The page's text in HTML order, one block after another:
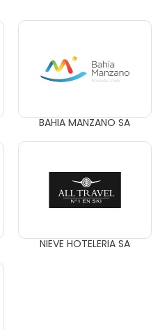
BAHIA MANZANO SA
NIEVE HOTELERIA SA